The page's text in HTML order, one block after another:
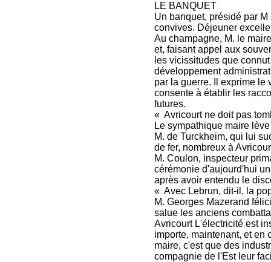
LE BANQUET
Un banquet, présidé par
convives. Déjeuner
Au champagne, M. le
et, faisant appel aux
les vicissitudes que
développement
par la guerre. Il exprime le
consente à établir les
futures.
« Avricourt ne doit pas
Le sympathique maire
M. de Turckheim, qui lui
de fer, nombreux à
M. Coulon, inspecteur
cérémonie d'aujourd'hui
après avoir entendu le
« Avec Lebrun, dit-il, la
M. Georges Mazerand
salue les anciens
Avricourt L'électricité est
importe, maintenant, et en
maire, c'est que des
compagnie de l'Est leur